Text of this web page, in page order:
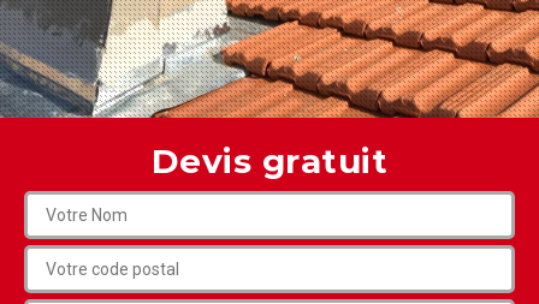
Devis gratuit